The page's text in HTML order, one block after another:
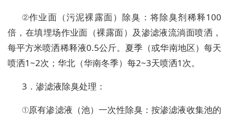
②作业面（污泥裸露面）除臭：将除臭剂稀释100
倍，在填埋场作业面（裸露面）及渗滤液流淌面喷洒，
每平方米喷洒稀释液0.5公斤。夏季（或华南地区）每天
喷洒1~2次；华北（华南冬季）每2~3天喷洒1次。
3．渗滤液除臭处理：
①原有渗滤液（池）一次性除臭：按渗滤液收集池的